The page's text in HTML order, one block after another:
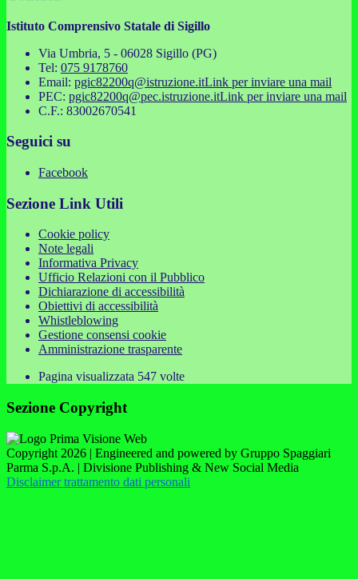
Istituto Comprensivo Statale di Sigillo
Via Umbria, 5 - 06028 Sigillo (PG)
Tel: 075 9178760
Email: pgic82200q@istruzione.itLink per inviare una mail
PEC: pgic82200q@pec.istruzione.itLink per inviare una mail
C.F.: 83002670541
Seguici su
Facebook
Sezione Link Utili
Cookie policy
Note legali
Informativa Privacy
Ufficio Relazioni con il Pubblico
Dichiarazione di accessibilità
Obiettivi di accessibilità
Whistleblowing
Gestione consensi cookie
Amministrazione trasparente
Pagina visualizzata 547 volte
Sezione Copyright
Copyright 2026 | Engineered and powered by Gruppo Spaggiari
Parma S.p.A. | Divisione Publishing & New Social Media
Disclaimer trattamento dati personali